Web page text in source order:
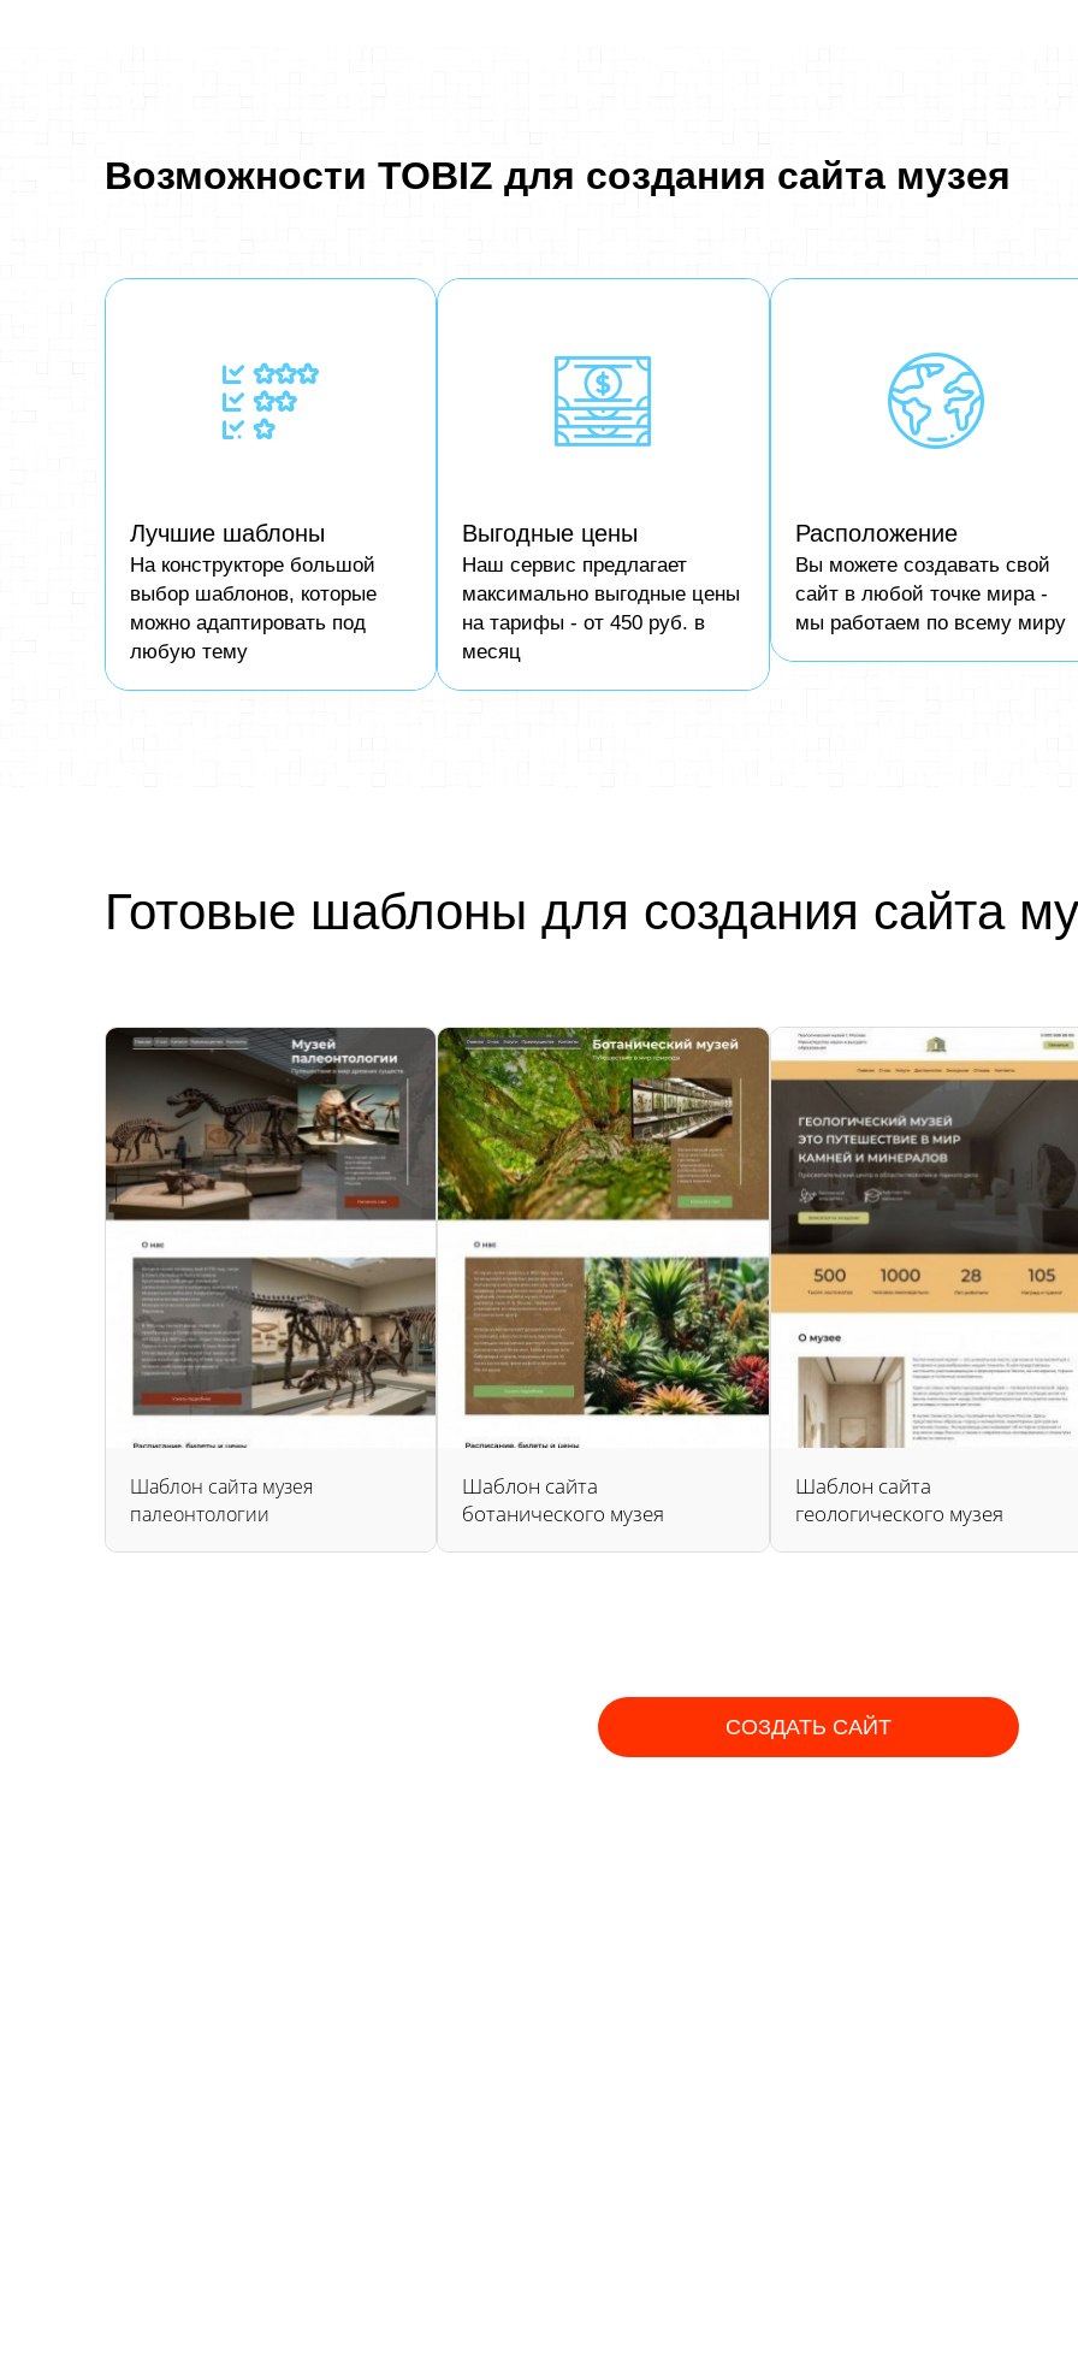
Возможности TOBIZ для создания сайта музея
Лучшие шаблоны
На конструкторе большой
выбор шаблонов, которые
можно адаптировать под
любую тему
Выгодные цены
Наш сервис предлагает
максимально выгодные цены
на тарифы - от 450 руб. в
месяц
Расположение
Вы можете создавать свой
сайт в любой точке мира -
мы работаем по всему миру
Готовые шаблоны для создания сайта
Шаблон сайта музея
палеонтологии
Шаблон сайта
ботанического музея
Шаблон сайта
геологического музея
СОЗДАТЬ САЙТ